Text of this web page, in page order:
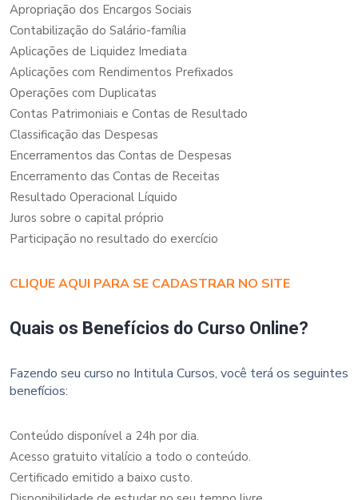
Apropriação dos Encargos Sociais
Contabilização do Salário-família
Aplicações de Liquidez Imediata
Aplicações com Rendimentos Prefixados
Operações com Duplicatas
Contas Patrimoniais e Contas de Resultado
Classificação das Despesas
Encerramentos das Contas de Despesas
Encerramento das Contas de Receitas
Resultado Operacional Líquido
Juros sobre o capital próprio
Participação no resultado do exercício
CLIQUE AQUI PARA SE CADASTRAR NO SITE
Quais os Benefícios do Curso Online?
Fazendo seu curso no Intitula Cursos, você terá os seguintes
benefícios:
Conteúdo disponível a 24h por dia.
Acesso gratuito vitalício a todo o conteúdo.
Certificado emitido a baixo custo.